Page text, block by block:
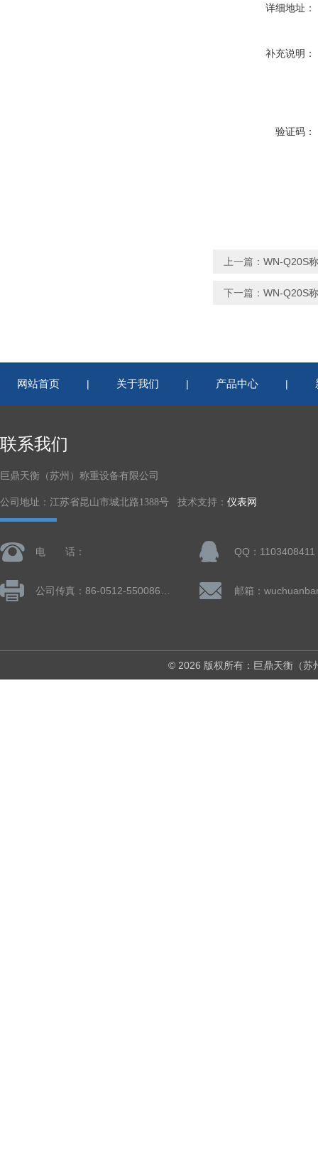
详细地址：
补充说明：
验证码：
上一篇： WN-Q20S
下一篇： WN-Q20S
网站首页 | 关于我们 | 产品中心 |
联系我们
巨鼎天衡（苏州）称重设备有限公司
公司地址：江苏省昆山市城北路1388号 技术支持： 仪表网
电 话： QQ：1103408411
© 2026 版权所有：巨鼎天衡（